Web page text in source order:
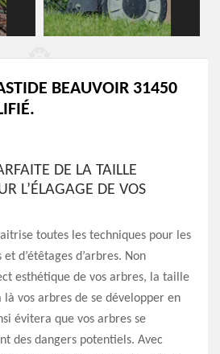
BEAUVOIR 31450
DE LA TAILLE
L’ÉLAGAGE DE VOS
toutes les techniques pour les
d’étêtages d’arbres. Non
esthétique de vos arbres, la taille
vos arbres de se développer en
évitera que vos arbres se
des dangers potentiels. Avec